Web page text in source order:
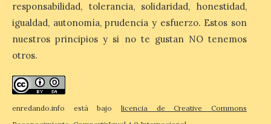
La muestra presenta
alrededor de una treintena
de motocicletas,
La Feria del Motor ha abierto este viernes
sus puertas en el Colegio Nuestra Señora
responsabilidad, tolerancia, solidaridad, honestidad,
igualdad, autonomía, prudencia y esfuerzo. Estos son
nuestros principios y si no te gustan NO tenemos
otros.
enredando.info está bajo licencia de Creative Commons